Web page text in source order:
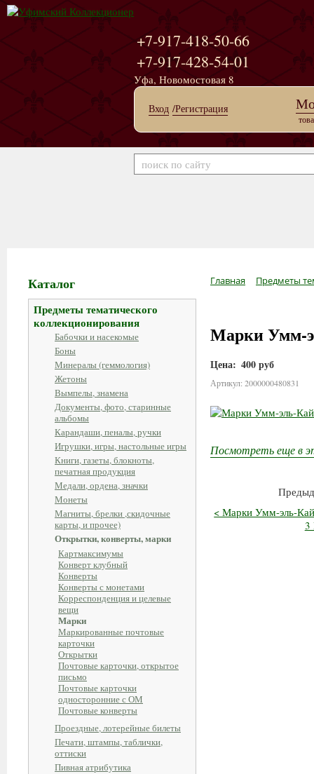
+7-917-418-50-66
+7-917-428-54-01
Уфа, Новомостовая 8
Вход /Регистрация
Каталог
Предметы тематического
коллекционирования
Бабочки и насекомые
Боны
Минералы (геммология)
Жетоны
Вымпелы, знамена
Документы, фото, старинные
альбомы
Карандаши, пеналы, ручки
Игрушки, игры, настольные игры
Книги, газеты, блокноты,
печатная продукция
Медали, ордена, значки
Монеты
Магниты, брелки ,скидочные
карты, и прочее)
Открытки, конверты, марки
Картмаксимумы
Конверт клубный
Конверты
Конверты с монетами
Корреспонденция и целевые
вещи
Марки
Маркированные почтовые
карточки
Открытки
Почтовые карточки, открытое
письмо
Почтовые карточки
односторонние с ОМ
Почтовые конверты
Проездные, лотерейные билеты
Печати, штампы, таблички,
оттиски
Пивная атрибутика
Главная Предметы
Марки Умм-
Цена: 400 руб
Артикул: 2000000480831
Посмотреть еще в
< Марки Умм-эль-
3